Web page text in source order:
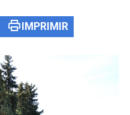
print IMPRIMIR